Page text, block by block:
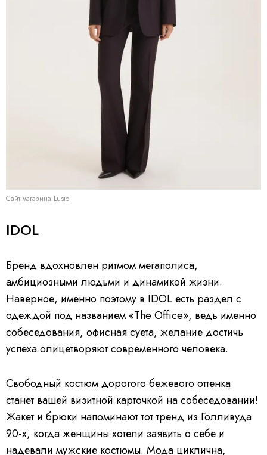
Сайт магазина Lusio
IDOL
Бренд вдохновлен ритмом мегаполиса,
амбициозными людьми и динамикой жизни.
Наверное, именно поэтому в IDOL есть раздел с
одеждой под названием «The Office», ведь именно
собеседования, офисная суета, желание достичь
успеха олицетворяют современного человека.
Свободный костюм дорогого бежевого оттенка
станет вашей визитной карточкой на собеседовании!
Жакет и брюки напоминают тот тренд из Голливуда
90-х, когда женщины хотели заявить о себе и
надевали мужские костюмы. Мода циклична,